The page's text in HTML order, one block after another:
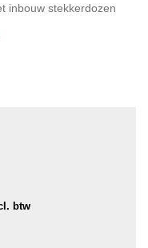
inbouw stekkerdozen
btw